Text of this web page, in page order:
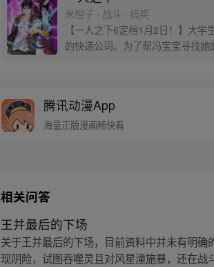
米橙子 · 战斗 · 搞笑
【一人之下6定档1月2日！】大
的快递公司。为了帮冯宝宝寻找她
腾讯动漫App
海量正版漫画畅快看
相关问答
王并最后的下场
关于王并最后的下场，目前资料中并未有明
现阴险，试图吞噬灵且对风星潼施暴，还在